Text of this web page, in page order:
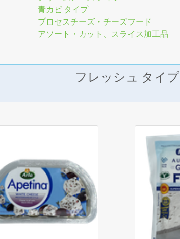
青カビ タイプ
プロセスチーズ・チーズフード
アソート・カット、スライス加工品
フレッシュ タイプ